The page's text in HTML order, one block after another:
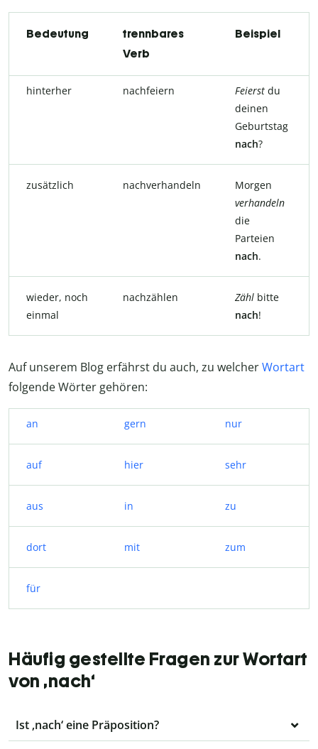
Bedeutung
trennbares
Verb
Beispiel
hinterher nachfeiern Feierst du
deinen
Geburtstag
nach?
zusätzlich nachverhandeln
Morgen
verhandeln
die
Parteien
nach.
wieder, noch
einmal
nachzählen Zähl bitte
nach!
Auf unserem Blog erfährst du auch, zu welcherWortart
folgende Wörter gehören:
an gern nur
auf hier sehr
aus in zu
dort mit zum
für
Häufig gestellte Fragen zur Wortart
von ‚nach‘
Ist ‚nach‘ eine Präposition?